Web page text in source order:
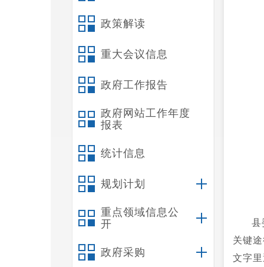
政策解读
重大会议信息
政府工作报告
政府网站工作年度
报表
统计信息
规划计划
重点领域信息公
开
政府采购
县
关键
文字